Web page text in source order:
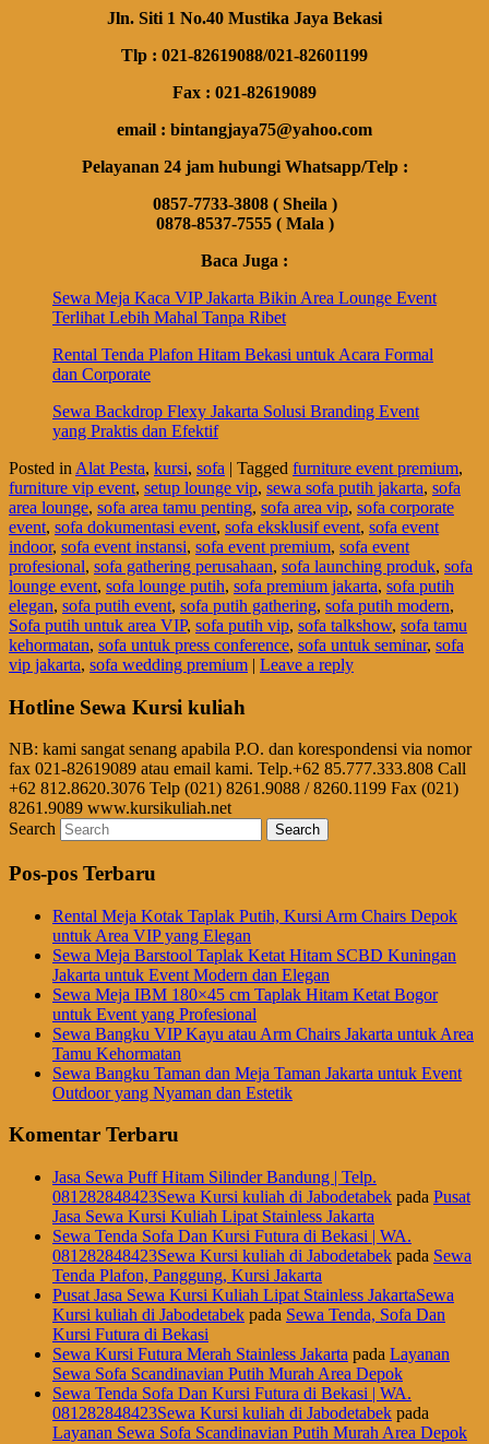
Jln. Siti 1 No.40 Mustika Jaya Bekasi
Tlp : 021-82619088/021-82601199
Fax : 021-82619089
email : bintangjaya75@yahoo.com
Pelayanan 24 jam hubungi Whatsapp/Telp :
0857-7733-3808 ( Sheila )
0878-8537-7555 ( Mala )
Baca Juga :
Sewa Meja Kaca VIP Jakarta Bikin Area Lounge Event
Terlihat Lebih Mahal Tanpa Ribet
Rental Tenda Plafon Hitam Bekasi untuk Acara Formal
dan Corporate
Sewa Backdrop Flexy Jakarta Solusi Branding Event
yang Praktis dan Efektif
Posted in Alat Pesta, kursi, sofa | Tagged furniture event premium,
furniture vip event, setup lounge vip, sewa sofa putih jakarta, sofa
area lounge, sofa area tamu penting, sofa area vip, sofa corporate
event, sofa dokumentasi event, sofa eksklusif event, sofa event
indoor, sofa event instansi, sofa event premium, sofa event
profesional, sofa gathering perusahaan, sofa launching produk, sofa
lounge event, sofa lounge putih, sofa premium jakarta, sofa putih
elegan, sofa putih event, sofa putih gathering, sofa putih modern,
Sofa putih untuk area VIP, sofa putih vip, sofa talkshow, sofa tamu
kehormatan, sofa untuk press conference, sofa untuk seminar, sofa
vip jakarta, sofa wedding premium | Leave a reply
Hotline Sewa Kursi kuliah
NB: kami sangat senang apabila P.O. dan korespondensi via nomor
fax 021-82619089 atau email kami. Telp.+62 85.777.333.808 Call
+62 812.8620.3076 Telp (021) 8261.9088 / 8260.1199 Fax (021)
8261.9089 www.kursikuliah.net
Search
Pos-pos Terbaru
Rental Meja Kotak Taplak Putih, Kursi Arm Chairs Depok
untuk Area VIP yang Elegan
Sewa Meja Barstool Taplak Ketat Hitam SCBD Kuningan
Jakarta untuk Event Modern dan Elegan
Sewa Meja IBM 180×45 cm Taplak Hitam Ketat Bogor
untuk Event yang Profesional
Sewa Bangku VIP Kayu atau Arm Chairs Jakarta untuk Area
Tamu Kehormatan
Sewa Bangku Taman dan Meja Taman Jakarta untuk Event
Outdoor yang Nyaman dan Estetik
Komentar Terbaru
Jasa Sewa Puff Hitam Silinder Bandung | Telp.
081282848423Sewa Kursi kuliah di Jabodetabek pada Pusat
Jasa Sewa Kursi Kuliah Lipat Stainless Jakarta
Sewa Tenda Sofa Dan Kursi Futura di Bekasi | WA.
081282848423Sewa Kursi kuliah di Jabodetabek pada Sewa
Tenda Plafon, Panggung, Kursi Jakarta
Pusat Jasa Sewa Kursi Kuliah Lipat Stainless JakartaSewa
Kursi kuliah di Jabodetabek pada Sewa Tenda, Sofa Dan
Kursi Futura di Bekasi
Sewa Kursi Futura Merah Stainless Jakarta pada Layanan
Sewa Sofa Scandinavian Putih Murah Area Depok
Sewa Tenda Sofa Dan Kursi Futura di Bekasi | WA.
081282848423Sewa Kursi kuliah di Jabodetabek pada
Layanan Sewa Sofa Scandinavian Putih Murah Area Depok